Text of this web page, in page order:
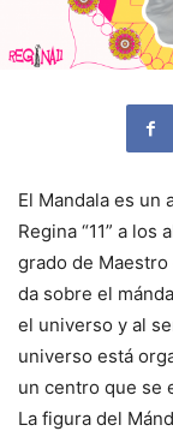
El Mandala es un
Regina “11” a
grado de Maestro
da sobre el
el universo y al
universo está
un centro que se
La figura del